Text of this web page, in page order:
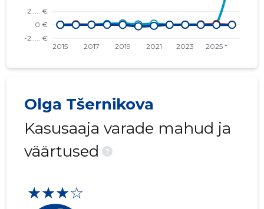
Olga Tšernikova
Kasusaaja varade mahud ja
väärtused
?
★★★☆